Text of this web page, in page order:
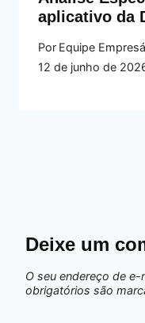
aplicativo da
Por Equipe
12 de junho de
Deixe um
O seu endereço de
obrigatórios são